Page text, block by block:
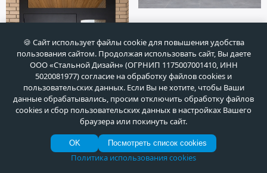
ХОЧУ ТАКУЮ ЖЕ
🍪 Сайт использует файлы cookie для повышения удобства
пользования сайтом. Продолжая использовать сайт, Вы даете
ООО «Стальной Дизайн» (ОГРНИП 1175007001410, ИНН
5020081977) согласие на обработку файлов cookies и
пользовательских данных. Если Вы не хотите, чтобы Ваши
данные обрабатывались, просим отключить обработку файлов
cookies и сбор пользовательских данных в настройках Вашего
браузера или покинуть сайт.
OK Посмотреть список cookies
Политика использования cookies